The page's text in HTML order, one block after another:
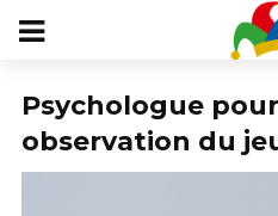
Psychologue
observation du